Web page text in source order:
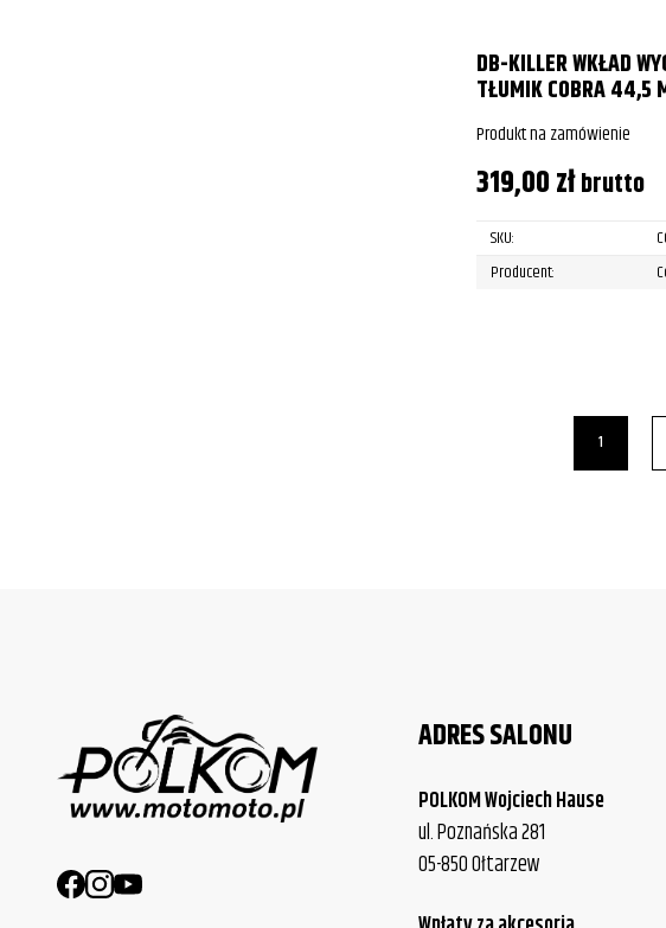
DB-KILLER WKŁAD
TŁUMIK COBRA 44,5
Produkt na zamówienie
319,00złbrutto
SKU:
Producent:
1
ADRES SALONU
POLKOM Wojciech Hause
ul. Poznańska 281
05-850 Ołtarzew